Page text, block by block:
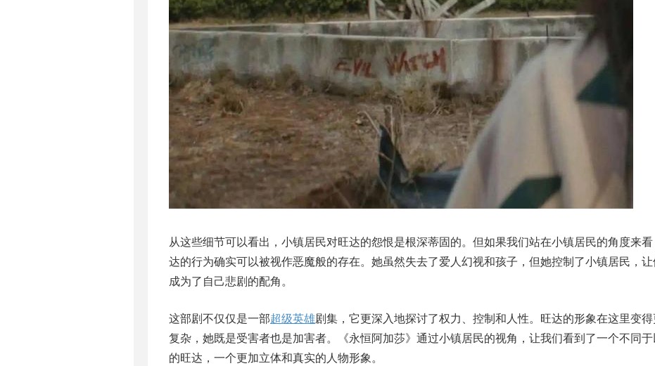
从这些细节可以看出，小镇居民对旺达的怨恨是根深蒂固的。但如果我们站在小镇居民的角度来
达的行为确实可以被视作恶魔般的存在。她虽然失去了爱人幻视和孩子，但她控制了小镇居民，
成为了自己悲剧的配角。
这部剧不仅仅是一部超级英雄剧集，它更深入地探讨了权力、控制和人性。旺达的形象在这里变
复杂，她既是受害者也是加害者。《永恒阿加莎》通过小镇居民的视角，让我们看到了一个不同
的旺达，一个更加立体和真实的人物形象。